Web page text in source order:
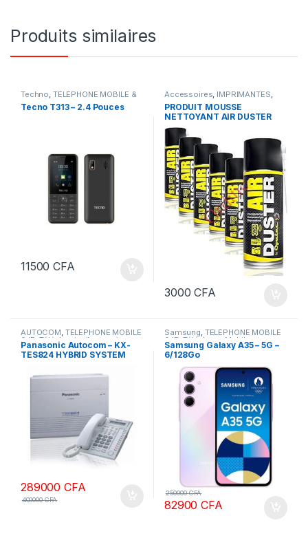
Produits similaires
Techno, TÉLÉPHONE MOBILE &
IP Téléphone Mobile et tablette
Tecno T313 – 2.4 Pouces
11500CFA
Accessoires, IMPRIMANTES,
ONDULEURS & REGULATEURS
ORDINATEURS,SERVEURS &
RESEAUX,TÉLÉPHONE MOBILE
PRODUIT MOUSSE
NETTOYANT AIR DUSTER
3000CFA
AUTOCOM, TÉLÉPHONE MOBILE
& IP ,Téléphonie d'entreprise
Panasonic Autocom – KX-
TES824 HYBRID SYSTEM
289000CFA
400000CFA
Samsung, TÉLÉPHONE MOBILE
& IP ,Téléphone Mobile et
tablette
Samsung Galaxy A35 – 5G –
6/128Go
82900CFA
250000CFA